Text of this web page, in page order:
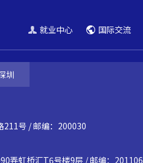
就业中心 国际交流
圳
211号 / 邮编：200030
弄虹桥汇T6号楼9层 / 邮编：201106